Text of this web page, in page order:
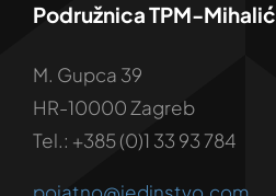
Podružnica TPM-Mihalić
M. Gupca 39
HR-10000 Zagreb
Tel.: +385 (0)1 33 93 784